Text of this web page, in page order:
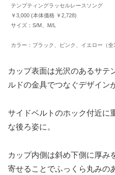
テンプティングラッセルレースソング
￥3,000 (本体価格 ￥2,728)
サイズ：S/M、M/L
カラー：ブラック、ピンク、イエロー（全3
カップ表面は光沢のあるサテ
ルドの金具でつなぐデザイン
サイドベルトのホック付近に
な後ろ姿に。
カップ内側は斜め下側に厚み
寄せることでふっくら丸みの